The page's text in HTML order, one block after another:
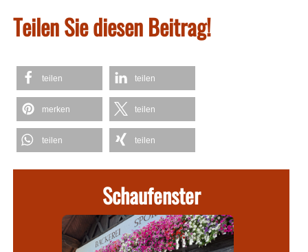
Teilen Sie diesen Beitrag!
teilen teilen
merken teilen
teilen teilen
Schaufenster